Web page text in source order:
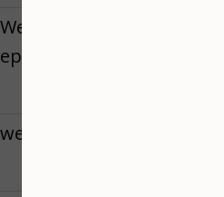
Wenkbrauwen verven
epileren
wenkbrauwen verven met